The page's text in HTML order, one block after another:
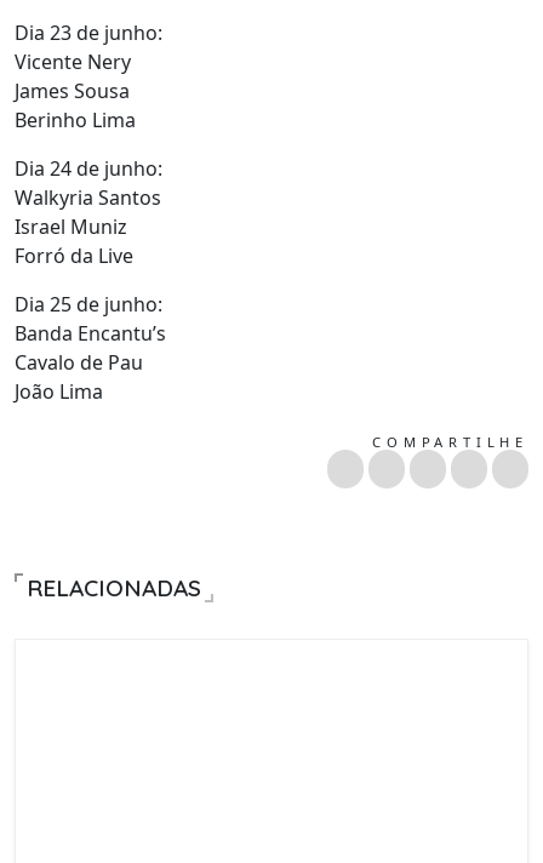
Dia 23 de junho:
Vicente Nery
James Sousa
Berinho Lima
Dia 24 de junho:
Walkyria Santos
Israel Muniz
Forró da Live
Dia 25 de junho:
Banda Encantu’s
Cavalo de Pau
João Lima
COMPARTILHE
RELACIONADAS